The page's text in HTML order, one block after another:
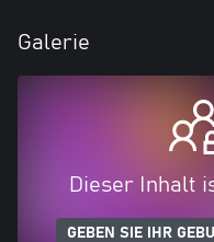
Galerie
Dieser Inhalt
GEBEN SIE IHR